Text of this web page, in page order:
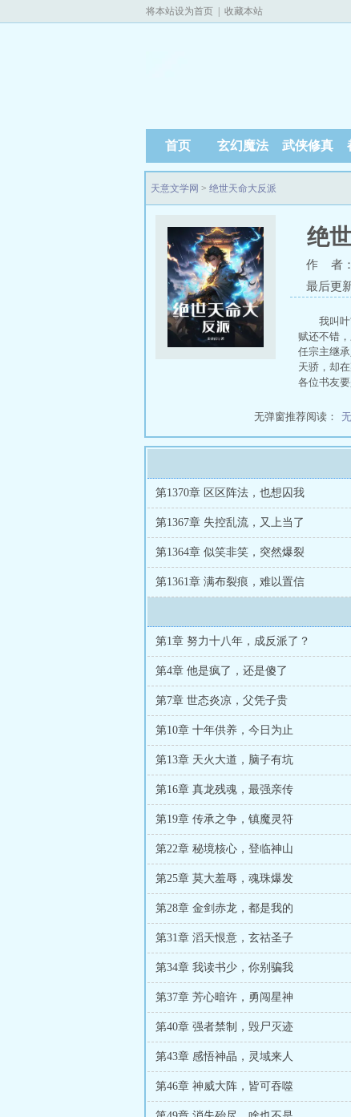
将本站设为首页 收藏本站
首页 玄幻魔法 武侠修真
天意文学网 > 绝世天命大反派
绝
作 者
最后更
我叫
赋还不错
任宗主继
天骄，却
各位书友
无弹窗推荐阅读：
第1370章 区区阵法，也想囚我
第1367章 失控乱流，又上当了
第1364章 似笑非笑，突然爆裂
第1361章 满布裂痕，难以置信
第1章 努力十八年，成反派了？
第4章 他是疯了，还是傻了
第7章 世态炎凉，父凭子贵
第10章 十年供养，今日为止
第13章 天火大道，脑子有坑
第16章 真龙残魂，最强亲传
第19章 传承之争，镇魔灵符
第22章 秘境核心，登临神山
第25章 莫大羞辱，魂珠爆发
第28章 金剑赤龙，都是我的
第31章 滔天恨意，玄祜圣子
第34章 我读书少，你别骗我
第37章 芳心暗许，勇闯星神
第40章 强者禁制，毁尸灭迹
第43章 感悟神晶，灵域来人
第46章 神威大阵，皆可吞噬